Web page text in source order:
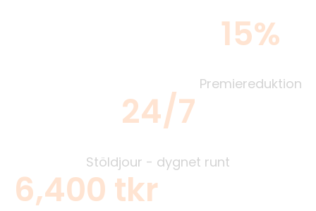
15%
Premiereduktion
24/7
Stöldjour - dygnet runt
6,400 tkr